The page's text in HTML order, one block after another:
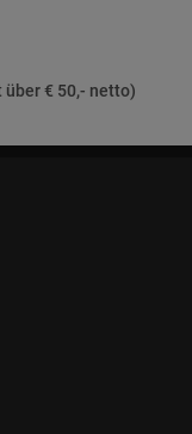
€ 50,- netto)